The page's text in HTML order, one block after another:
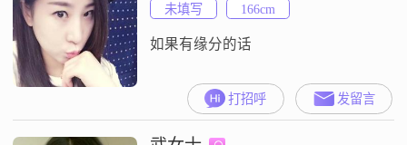
未填写
166cm
如果有缘分的话
打招呼 发留言